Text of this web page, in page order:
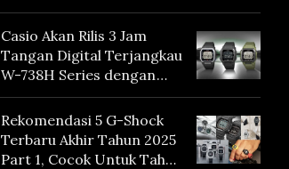
Dikoleksi di 2026
Casio Akan Rilis 3 Jam
Tangan Digital Terjangkau
W-738H Series dengan
Masa Baterai 10 Tahun
dan Fitur Vibration
Rekomendasi 5 G-Shock
Terbaru Akhir Tahun 2025
Part 1, Cocok Untuk Tahun